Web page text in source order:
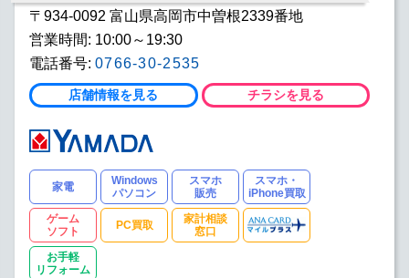
〒934-0092 富山県高岡市中曽根2339番地
営業時間: 10:00～19:30
電話番号: 0766-30-2535
店舗情報を見る チラシを見る
家電
Windows
パソコン
スマホ
販売
スマホ・
iPhone買取
ゲーム
ソフト
PC買取
家計相談
窓口
お手軽
リフォーム